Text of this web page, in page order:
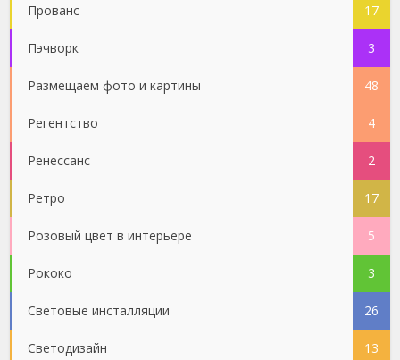
Прованс 17
Пэчворк 3
Размещаем фото и картины 48
Регентство 4
Ренессанс 2
Ретро 17
Розовый цвет в интерьере 5
Рококо 3
Световые инсталляции 26
Светодизайн 13